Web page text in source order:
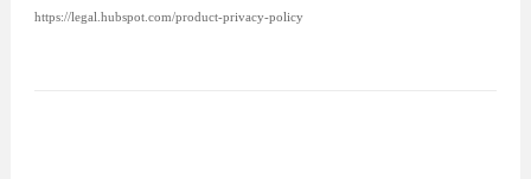
https://legal.hubspot.com/product-privacy-policy